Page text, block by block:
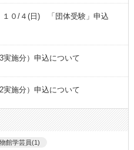
０/４(日) 「団体受験」申込
実施分）申込について
実施分）申込について
館学芸員(1)